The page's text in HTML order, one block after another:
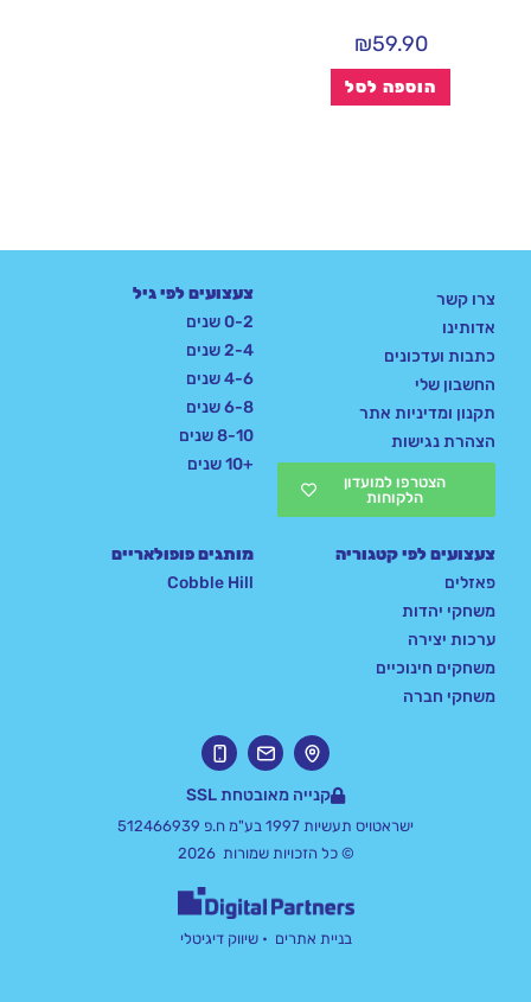
₪59.90
הוספה לסל
צרו קשר
אדותינו
כתבות ועדכונים
החשבון שלי
תקנון ומדיניות אתר
הצהרת נגישות
הצטרפו למועדון
הלקוחות
צעצועים לפי גיל
0-2 שנים
2-4 שנים
4-6 שנים
6-8 שנים
8-10 שנים
+10 שנים
צעצועים לפי קטגוריה
פאזלים
משחקי יהדות
ערכות יצירה
משחקים חינוכיים
משחקי חברה
מותגים פופולאריים
Cobble Hill
קנייה מאובטחת SSL
ישראטויס תעשיות 1997 בע"מ ח.פ 512466939
© כל הזכויות שמורות 2026
בניית אתרים • שיווק דיגיטלי